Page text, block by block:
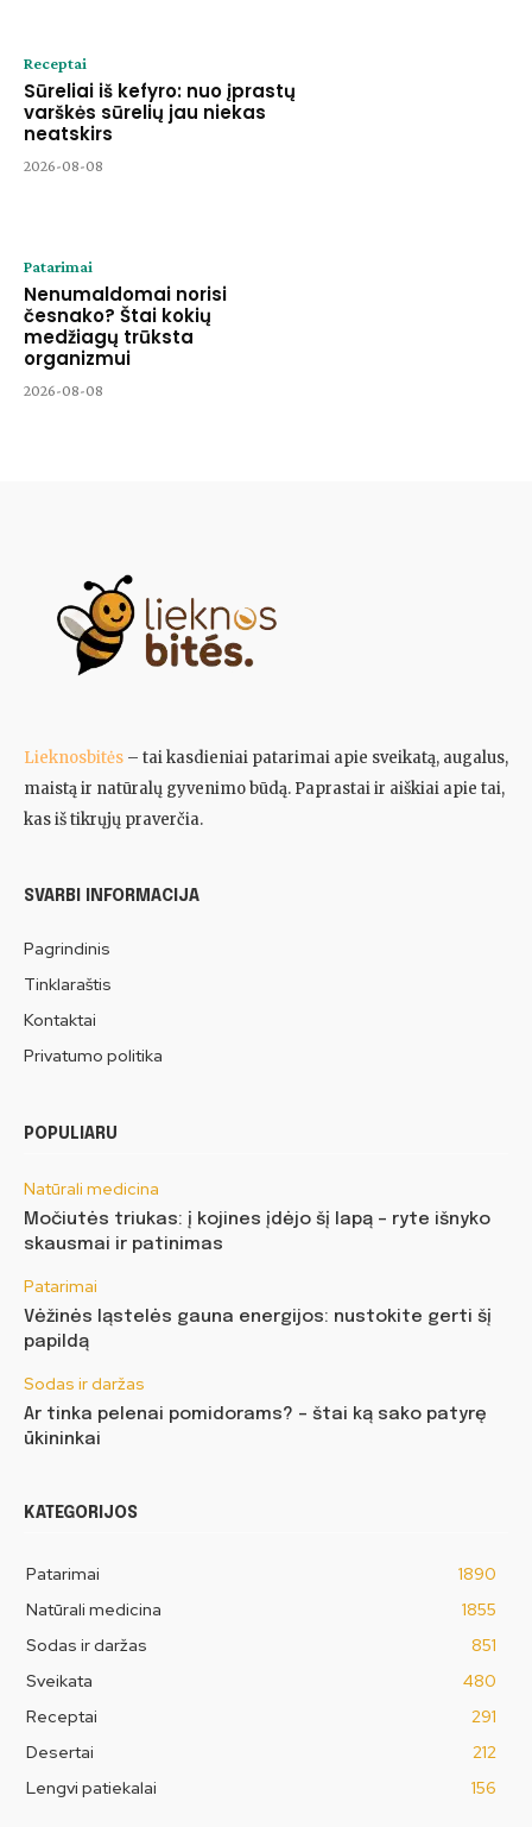
Receptai
Sūreliai iš kefyro: nuo įprastų
varškės sūrelių jau niekas
neatskirs
2026-08-08
Patarimai
Nenumaldomai norisi
česnako? Štai kokių
medžiagų trūksta
organizmui
2026-08-08
Lieknosbitės – tai kasdieniai patarimai apie sveikatą, augalus,
maistą ir natūralų gyvenimo būdą. Paprastai ir aiškiai apie tai,
kas iš tikrųjų praverčia.
SVARBI INFORMACIJA
Pagrindinis
Tinklaraštis
Kontaktai
Privatumo politika
POPULIARU
Natūrali medicina
Močiutės triukas: į kojines įdėjo šį lapą – ryte išnyko
skausmai ir patinimas
Patarimai
Vėžinės ląstelės gauna energijos: nustokite gerti šį
papildą
Sodas ir daržas
Ar tinka pelenai pomidorams? – štai ką sako patyrę
ūkininkai
KATEGORIJOS
Patarimai
1890
Natūrali medicina
1855
Sodas ir daržas
851
Sveikata
480
Receptai
291
Desertai
212
Lengvi patiekalai
156